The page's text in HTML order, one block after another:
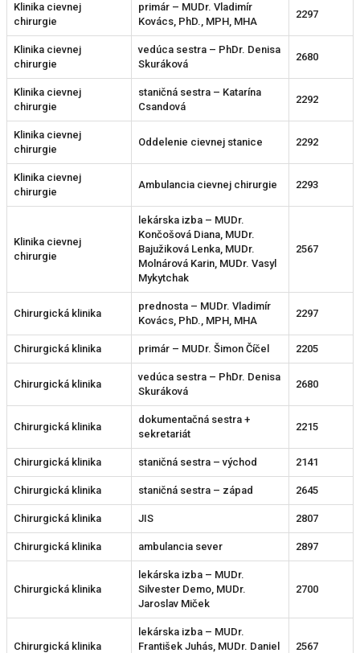
Klinika cievnej
chirurgie
primár – MUDr. Vladimír
Kovács, PhD., MPH, MHA
2297
Klinika cievnej
chirurgie
vedúca sestra – PhDr. Denisa
Skuráková
2680
Klinika cievnej
chirurgie
staničná sestra – Katarína
Csandová
2292
Klinika cievnej
chirurgie
Oddelenie cievnej stanice 2292
Klinika cievnej
chirurgie
Ambulancia cievnej chirurgie 2293
Klinika cievnej
chirurgie
lekárska izba – MUDr.
Končošová Diana, MUDr.
Bajužiková Lenka, MUDr.
Molnárová Karin, MUDr. Vasyl
Mykytchak
2567
Chirurgická klinika
prednosta – MUDr. Vladimír
Kovács, PhD., MPH, MHA
2297
Chirurgická klinika primár – MUDr. Šimon Číčel 2205
Chirurgická klinika
vedúca sestra – PhDr. Denisa
Skuráková
2680
Chirurgická klinika
dokumentačná sestra +
sekretariát
2215
Chirurgická klinika staničná sestra – východ 2141
Chirurgická klinika staničná sestra – západ 2645
Chirurgická klinika JIS 2807
Chirurgická klinika ambulancia sever 2897
Chirurgická klinika
lekárska izba – MUDr.
Silvester Demo, MUDr.
Jaroslav Miček
2700
Chirurgická klinika
lekárska izba – MUDr.
František Juhás, MUDr. Daniel
2567